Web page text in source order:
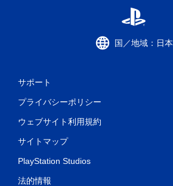
国／地域：日本
サポート
プライバシーポリシー
ウェブサイト利用規約
サイトマップ
PlayStation Studios
法的情報